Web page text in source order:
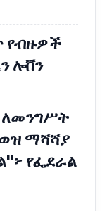
የብዙዎች
ሎቨን
ለመንግሥት
ማሻሻያ
የፌደራል